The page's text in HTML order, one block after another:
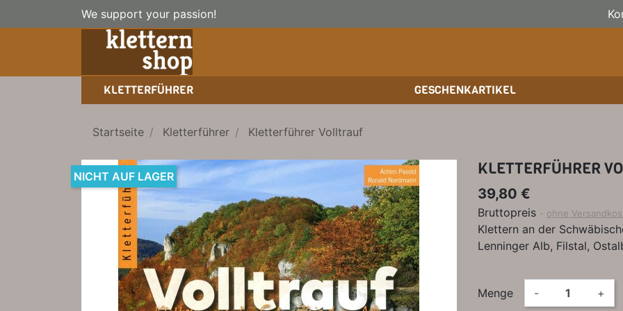
We support your passion!
KLETTERFÜHRER
BÜCHER/LEHRBÜCHER
TRAINING
KLETTER-KALENDER
GESCHENKARTIKEL
LEHRBÜCHER
OUTDOOR-KALENDER
Startseite Kletterführer Kletterführer Volltrauf
NICHT AUF LAGER KLETTERFÜHRER
39,80 €
Bruttopreis ohne
Klettern an der
Lenninger Alb, Filstal,
Menge - +